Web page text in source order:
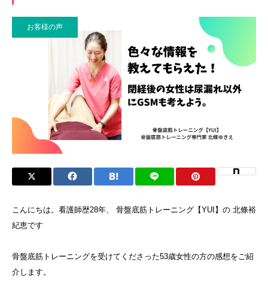
お客様の声
こんにちは。看護師歴28年、 骨盤底筋トレーニング【YUI】の 北條裕
紀恵です
骨盤底筋トレーニングを受けてくださった53歳女性の方の感想をご紹
介します。